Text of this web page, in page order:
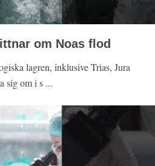
om Noas flod
lagren, inklusive Trias, Jura
sig om i s ...